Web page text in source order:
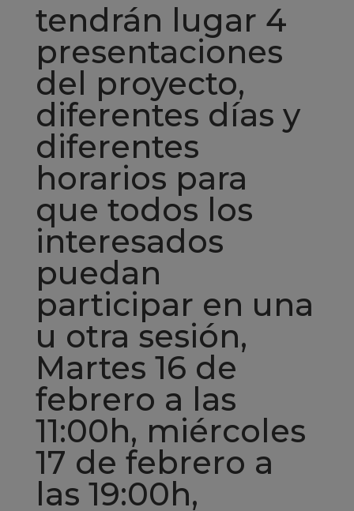
tendrán lugar 4
presentaciones
del proyecto,
diferentes días y
diferentes
horarios para
que todos los
interesados
puedan
participar en una
u otra sesión,
Martes 16 de
febrero a las
11:00h, miércoles
17 de febrero a
las 19:00h,